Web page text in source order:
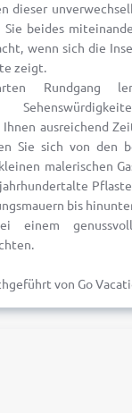
dieser
beides
wenn sich die
zeigt.
Rundgang
ausreichend
Sie sich von den
malerischen
bis
einem
von Go